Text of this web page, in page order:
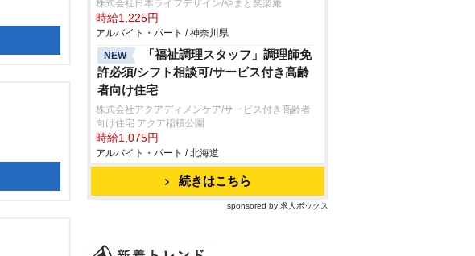
株式会社日本ライフデザイン/やまと笑楽庵
時給1,225円
アルバイト・パート / 神奈川県
NEW
「福祉調理スタッフ」調理師免
許必須/シフト相談可/サービス付き高齢
者向け住宅
株式会社アクアディメンケア/サービス付き高齢者
向け住宅 アクア稲積公園
時給1,075円
アルバイト・パート / 北海道
続きはこちら
sponsored by 求人ボックス